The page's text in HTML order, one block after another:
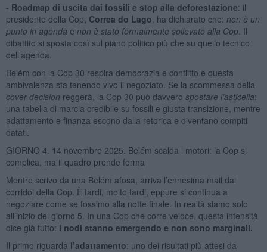
- Roadmap di uscita dai fossili e stop alla deforestazione: il
presidente della Cop, Correa do Lago , ha dichiarato che: non è un
punto in agenda e non è stato formalmente sollevato alla Cop . Il
dibattito si sposta così sul piano politico più che su quello tecnico
dell’agenda.
Belém con la Cop 30 respira democrazia e conflitto e questa
ambivalenza sta tenendo vivo il negoziato. Se la scommessa della
cover decision reggerà, la Cop 30 può davvero spostare l’asticella:
una tabella di marcia credibile su fossili e giusta transizione, mentre
adattamento e finanza escono dalla retorica e diventano compiti
datati.
GIORNO 4. 14 novembre 2025. Belém scalda i motori: la Cop si
complica, ma il quadro prende forma
Mentre scrivo da una Belém afosa, arriva l’ennesima mail dai
corridoi della Cop. È tardi, molto tardi, eppure si continua a
negoziare come se fossimo alla notte finale. In realtà siamo solo
all’inizio del giorno 5. In una Cop che corre veloce, questa intensità
dice già tutto: i nodi stanno emergendo e non sono marginali.
Il primo riguarda l’adattamento: uno dei risultati più attesi da